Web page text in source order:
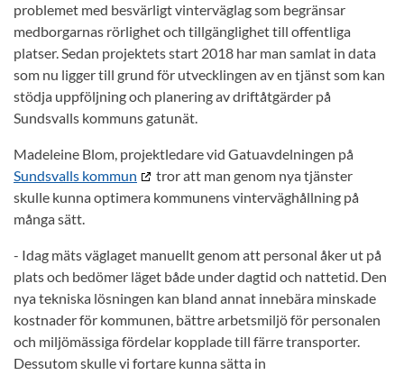
problemet med besvärligt vinterväglag som begränsar
medborgarnas rörlighet och tillgänglighet till offentliga
platser. Sedan projektets start 2018 har man samlat in data
som nu ligger till grund för utvecklingen av en tjänst som kan
stödja uppföljning och planering av driftåtgärder på
Sundsvalls kommuns gatunät.
Madeleine Blom, projektledare vid Gatuavdelningen på
Sundsvalls kommun
tror att man genom nya tjänster
skulle kunna optimera kommunens vinterväghållning på
många sätt.
- Idag mäts väglaget manuellt genom att personal åker ut på
plats och bedömer läget både under dagtid och nattetid. Den
nya tekniska lösningen kan bland annat innebära minskade
kostnader för kommunen, bättre arbetsmiljö för personalen
och miljömässiga fördelar kopplade till färre transporter.
Dessutom skulle vi fortare kunna sätta in